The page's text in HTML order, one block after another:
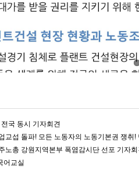
국 동시 기자회견
교섭 돌파! 모든 노동자의 노동기본권 쟁취
노총 강원지역본부 폭염감시단 선포 기자
어교실